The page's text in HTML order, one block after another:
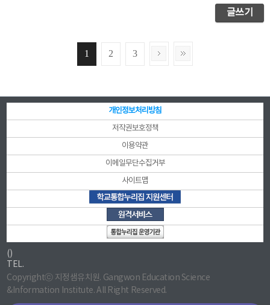
글쓰기
1 2 3
개인정보처리방침
저작권보호정책
이용약관
이메일무단수집거부
사이트맵
()
TEL.
Copyrightⓒ 지정샘유치원. Gangwon Education Science
&Information Institute. All Right Reserved.